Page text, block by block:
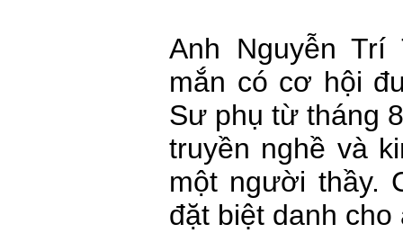
Anh Nguyễn Trí
mắn có cơ hội
Sư phụ từ tháng
truyền nghề và
một người thầy.
đặt biệt danh cho